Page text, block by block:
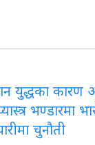
युद्धका कारण
भण्डारमा
चुनौती